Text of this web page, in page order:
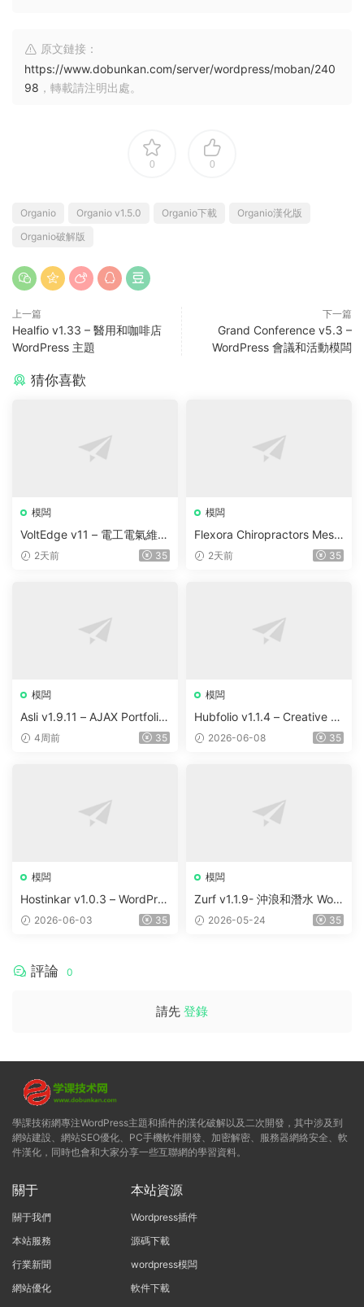
原文鏈接：
https://www.dobunkan.com/server/wordpress/moban/240
98 ，轉載請注明出處。
0 0
Organio Organio v1.5.0 Organio下載
Organio漢化版
Organio破解版
上一篇
Healfio v1.33 – 醫用和咖啡店
WordPress 主題
下一篇
Grand Conference v5.3 –
WordPress 會議和活動模闆
猜你喜歡
模闆
VoltEdge v11 – 電工電氣維修
WordPress 主題
2天前 35
模闆
Flexora Chiropractors Mess
age and Physical Therapist
2天前 35
模闆
Asli v1.9.11 – AJAX Portfolio
Elementor WordPress Them
4周前 35
模闆
Hubfolio v1.1.4 – Creative P
ortfolio & Digital Agency Wo
2026-06-08 35
模闆
Hostinkar v1.0.3 – WordPres
s & WHMCS 主題
2026-06-03 35
模闆
Zurf v1.1.9- 沖浪和潛水 Wor
dPress主題
2026-05-24 35
評論 0
請先 登錄
學課技術網專注WordPress主題和插件的漢化破解以及二次開發，其中涉及到
網站建設、網站SEO優化、PC手機軟件開發、加密解密、服務器網絡安全、軟
件漢化，同時也會和大家分享一些互聯網的學習資料。
關于
關于我們
本站服務
行業新聞
網站優化
本站資源
Wordpress插件
源碼下載
wordpress模闆
軟件下載